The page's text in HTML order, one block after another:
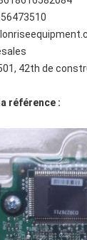
42th de
référence :